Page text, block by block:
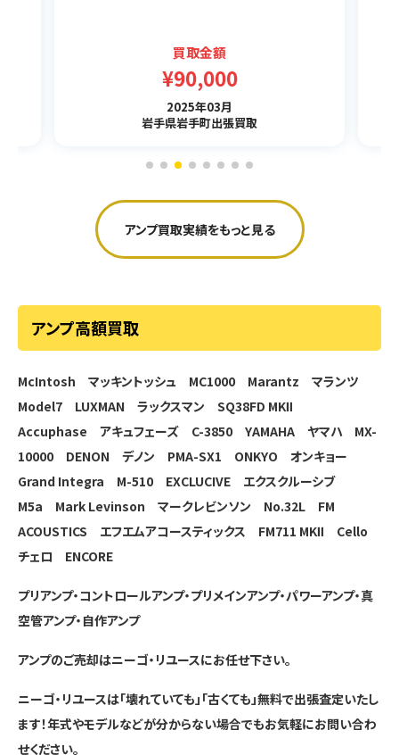
買取金額
¥90,000
2025年03月
岩手県岩手町出張買取
アンプ買取実績をもっと見る
アンプ高額買取
McIntosh マッキントッシュ MC1000 Marantz マランツ
Model7 LUXMAN ラックスマン SQ38FD MKⅡ
Accuphase アキュフェーズ C-3850 YAMAHA ヤマハ MX-
10000 DENON デノン PMA-SX1 ONKYO オンキョー
Grand Integra M-510 EXCLUCIVE エクスクルーシブ
M5a Mark Levinson マークレビンソン No.32L FM
ACOUSTICS エフエムアコースティックス FM711 MKⅡ Cello
チェロ ENCORE
プリアンプ・コントロールアンプ・プリメインアンプ・パワーアンプ・真
空管アンプ・自作アンプ
アンプのご売却はニーゴ・リユースにお任せ下さい。
ニーゴ・リユースは「壊れていても」「古くても」無料で出張査定いたし
ます！年式やモデルなどが分からない場合でもお気軽にお問い合わ
せください。